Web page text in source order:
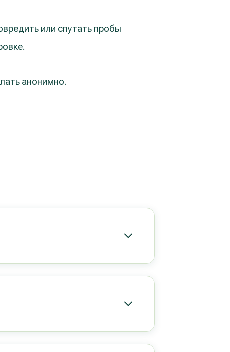
или спутать пробы
анонимно.